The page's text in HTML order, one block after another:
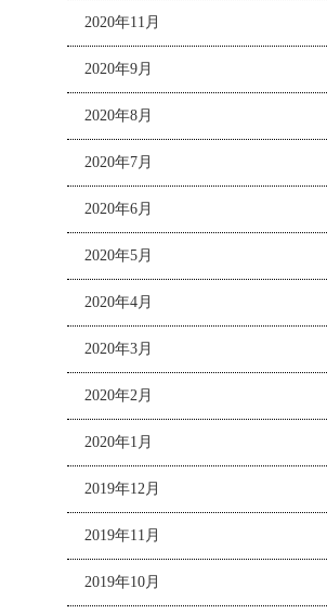
2020年11月
2020年9月
2020年8月
2020年7月
2020年6月
2020年5月
2020年4月
2020年3月
2020年2月
2020年1月
2019年12月
2019年11月
2019年10月